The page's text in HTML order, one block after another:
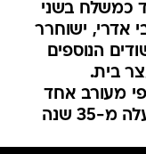
כמשלח בשני
אדרי, ישוחרר
הנוספים
בית.
מעורב אחד
שנה